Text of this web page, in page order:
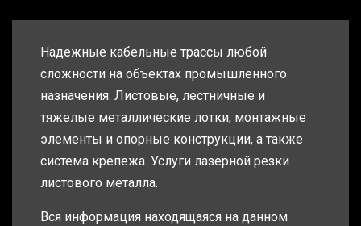
Надежные кабельные трассы любой
сложности на объектах промышленного
назначения. Листовые, лестничные и
тяжелые металлические лотки, монтажные
элементы и опорные конструкции, а также
система крепежа. Услуги лазерной резки
листового металла.
Вся информация находящаяся на данном